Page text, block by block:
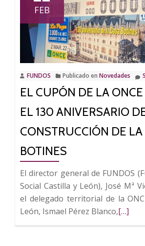
lanza
concurso
para
del
logo
de
su
130
aniversario
FEB
FUNDOS Publicado en Novedades
EL CUPÓN DE LA
EL 130 ANIVERSARIO
CONSTRUCCIÓN DE LA
BOTINES
El director general de FUNDOS
Social Castilla y León), José Mª
el delegado territorial de la
León, Ismael Pérez Blanco,Leer
[…]